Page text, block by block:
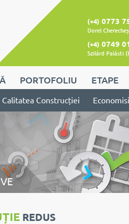
(+4) 0773
Dorel
(+4) 0749
Szilárd Palásti
PORTOFOLIU ETAPE
Calitatea Construcției
REDUS